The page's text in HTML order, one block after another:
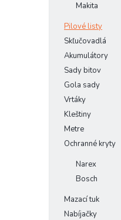
Makita
Pilové listy
Skľučovadlá
Akumulátory
Sady bitov
Gola sady
Vrtáky
Kleštiny
Metre
Ochranné kryty
Narex
Bosch
Mazací tuk
Nabíjačky